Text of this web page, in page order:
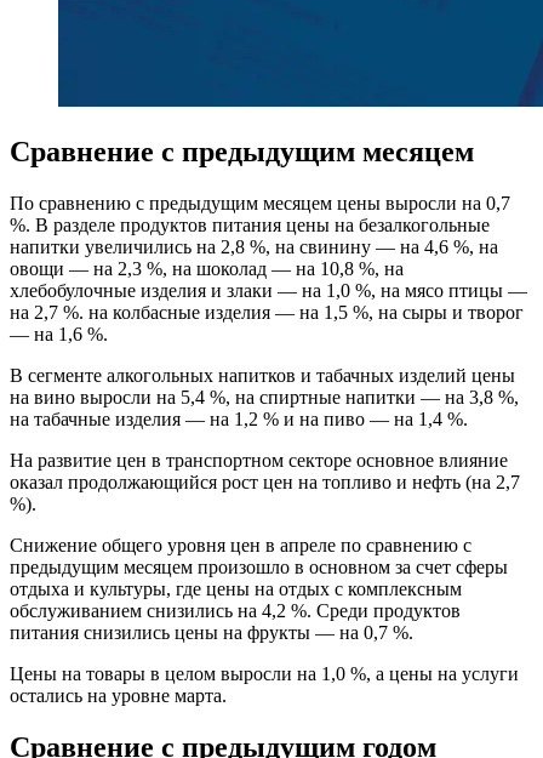
Сравнение с предыдущим месяцем
По сравнению с предыдущим месяцем цены выросли на 0,7
%. В разделе продуктов питания цены на безалкогольные
напитки увеличились на 2,8 %, на свинину — на 4,6 %, на
овощи — на 2,3 %, на шоколад — на 10,8 %, на
хлебобулочные изделия и злаки — на 1,0 %, на мясо птицы —
на 2,7 %. на колбасные изделия — на 1,5 %, на сыры и творог
— на 1,6 %.
В сегменте алкогольных напитков и табачных изделий цены
на вино выросли на 5,4 %, на спиртные напитки — на 3,8 %,
на табачные изделия — на 1,2 % и на пиво — на 1,4 %.
На развитие цен в транспортном секторе основное влияние
оказал продолжающийся рост цен на топливо и нефть (на 2,7
%).
Снижение общего уровня цен в апреле по сравнению с
предыдущим месяцем произошло в основном за счет сферы
отдыха и культуры, где цены на отдых с комплексным
обслуживанием снизились на 4,2 %. Среди продуктов
питания снизились цены на фрукты — на 0,7 %.
Цены на товары в целом выросли на 1,0 %, а цены на услуги
остались на уровне марта.
Сравнение с предыдущим годом